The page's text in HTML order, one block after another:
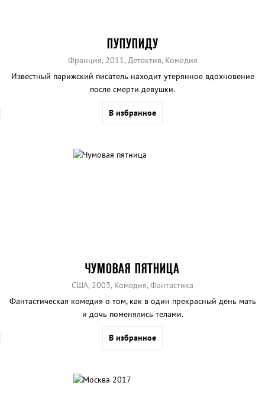
ПУПУПИДУ
Франция, 2011, Детектив, Комедия
Известный парижский писатель находит утерянное вдохновение
после смерти девушки.
В избранное
ЧУМОВАЯ ПЯТНИЦА
США, 2003, Комедия, Фантастика
Фантастическая комедия о том, как в один прекрасный день мать
и дочь поменялись телами.
В избранное